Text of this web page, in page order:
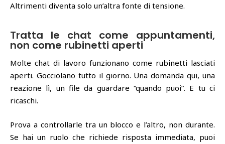
Altrimenti diventa solo un’altra fonte di tensione.
Tratta le chat come appuntamenti,
non come rubinetti aperti
Molte chat di lavoro funzionano come rubinetti lasciati
aperti. Gocciolano tutto il giorno. Una domanda qui, una
reazione lì, un file da guardare “quando puoi”. E tu ci
ricaschi.
Prova a controllarle tra un blocco e l’altro, non durante.
Se hai un ruolo che richiede risposta immediata, puoi